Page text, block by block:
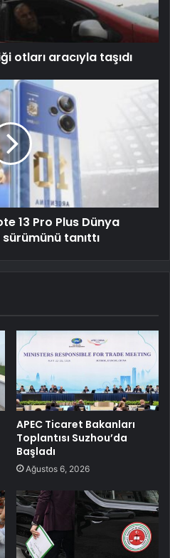
otları aracıyla taşıdı
13 Pro Plus Dünya
tanıttı
APEC Ticaret Bakanları
Toplantısı Suzhou’da
Başladı
Ağustos 6, 2026